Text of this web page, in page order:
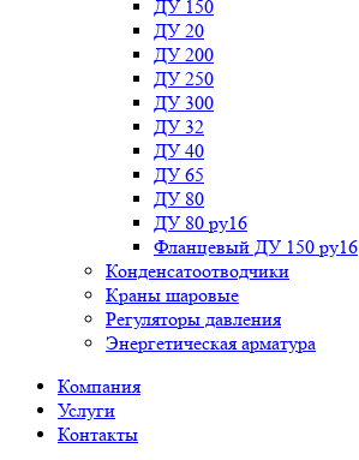
ДУ 150
ДУ 20
ДУ 200
ДУ 250
ДУ 300
ДУ 32
ДУ 40
ДУ 65
ДУ 80
ДУ 80 ру16
Фланцевый ДУ 150 ру16
Конденсатоотводчики
Краны шаровые
Регуляторы давления
Энергетическая арматура
Компания
Услуги
Контакты